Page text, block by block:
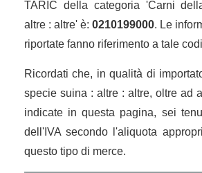
TARIC della categoria 'Carni
altre : altre' è: 0210199000. Le
riportate fanno riferimento a tale
Ricordati che, in qualità di
specie suina : altre : altre, oltre ad
indicate in questa pagina, sei
dell'IVA secondo l'aliquota
questo tipo di merce.